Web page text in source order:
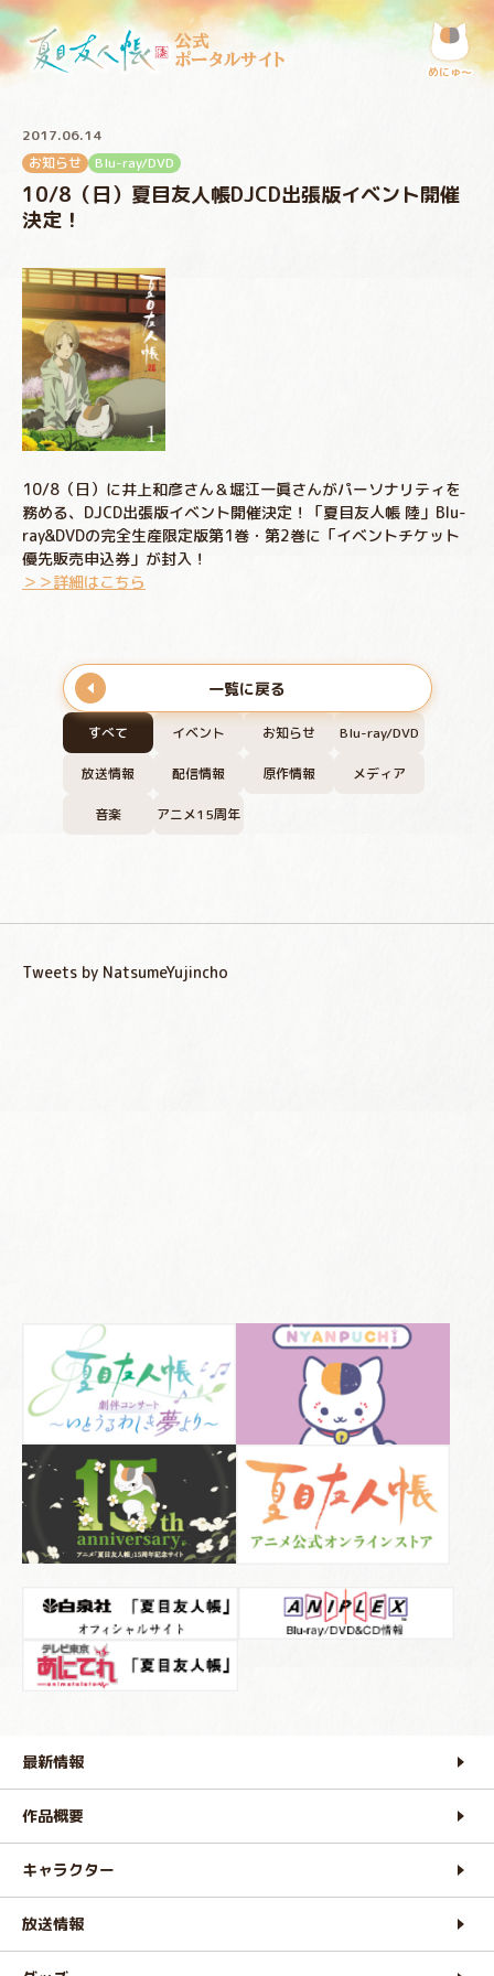
公式
ポータルサイト
めにゅ〜
すべて イベント お知らせ Blu-ray/DVD
放送情報 配信情報 原作情報 メディア
音楽 アニメ15周年
2017.06.14
お知らせ
Blu-ray/DVD
10/8（日）夏目友人帳DJCD出張版イベント開催
決定！
10/8（日）に井上和彦さん＆堀江一眞さんがパーソナリティを
務める、DJCD出張版イベント開催決定！「夏目友人帳 陸」Blu-
ray&DVDの完全生産限定版第1巻・第2巻に「イベントチケット
優先販売申込券」が封入！
＞＞詳細はこちら
一覧に戻る
Tweets by NatsumeYujincho
最新情報
作品概要
キャラクター
放送情報